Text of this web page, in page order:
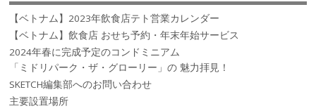
【ベトナム】2023年飲食店テト営業カレンダー
【ベトナム】飲食店 おせち予約・年末年始サービス
2024年春に完成予定のコンドミニアム
「ミドリパーク・ザ・グローリー」の 魅力拝見！
SKETCH編集部へのお問い合わせ
主要設置場所